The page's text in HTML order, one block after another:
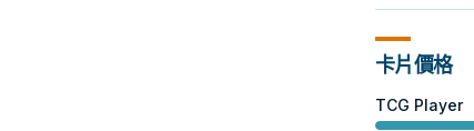
卡片價格
TCG Player